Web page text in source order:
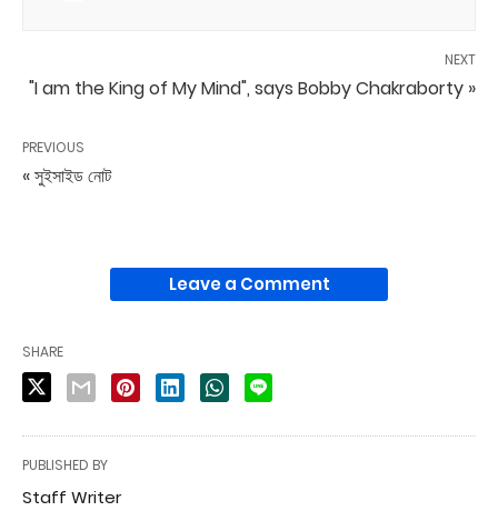
NEXT
"I am the King of My Mind", says Bobby Chakraborty »
PREVIOUS
« সুইসাইড নোট
Leave a Comment
SHARE
PUBLISHED BY
Staff Writer